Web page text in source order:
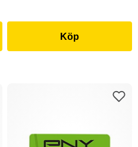
Köp